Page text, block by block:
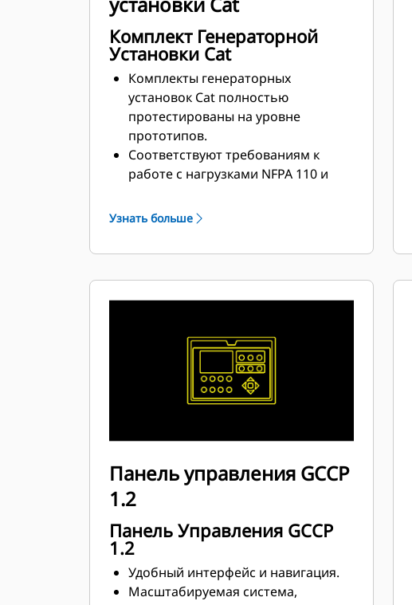
Комплект Генераторной
Установки Cat
Комплекты генераторных
установок Cat полностью
протестированы на уровне
прототипов.
Соответствуют требованиям к
работе с нагрузками NFPA 110 и
номинальной нагрузки за один
Соответствуют требованиям ISO
Узнать больше
Панель управления GCCP
1.2
Панель Управления GCCP
1.2
Удобный интерфейс и навигация.
Масштабируемая система,